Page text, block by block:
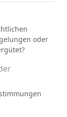
oder